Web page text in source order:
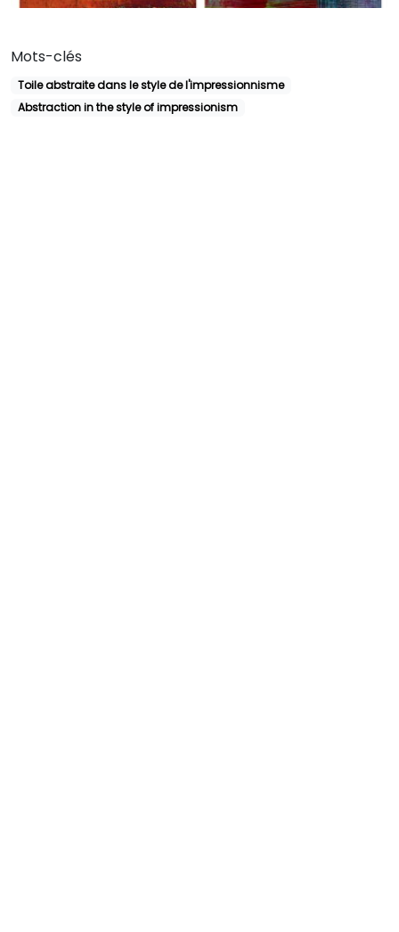
Mots-clés
Toile abstraite dans le style de l'impressionnisme
Abstraction in the style of impressionism